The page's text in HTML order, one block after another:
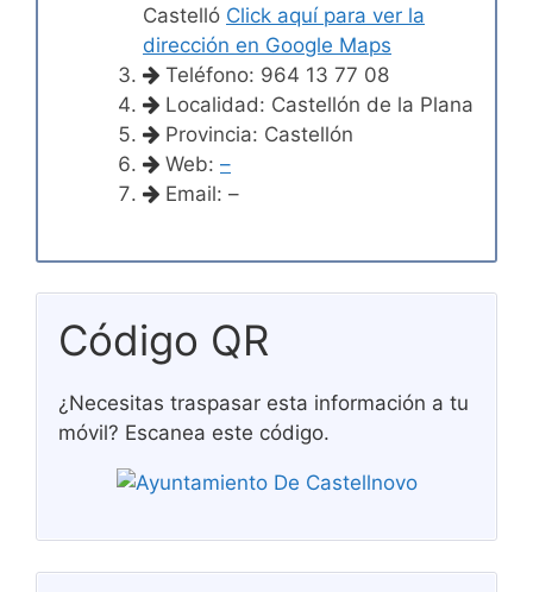
Castelló Click aquí para ver la
dirección en Google Maps
Teléfono: 964 13 77 08
Localidad: Castellón de la Plana
Provincia: Castellón
Web: –
Email: –
Código QR
¿Necesitas traspasar esta información a tu
móvil? Escanea este código.